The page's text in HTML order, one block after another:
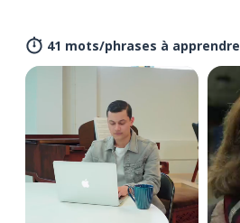
41 mots/phrases à apprendre